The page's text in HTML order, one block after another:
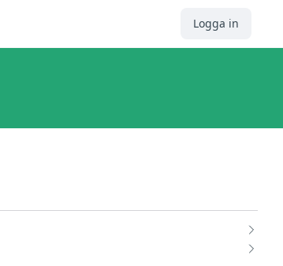
Logga in